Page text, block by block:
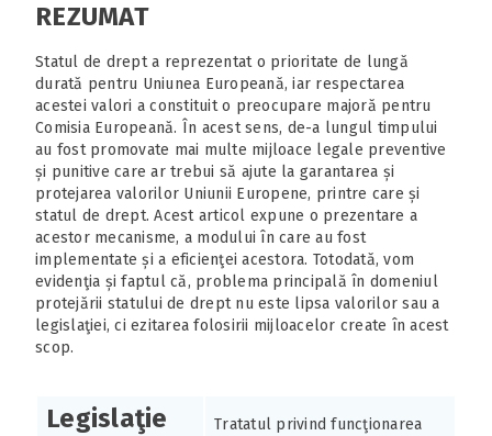
REZUMAT
Statul de drept a reprezentat o prioritate de lungă
durată pentru Uniunea Europeană, iar respectarea
acestei valori a constituit o preocupare majoră pentru
Comisia Europeană. În acest sens, de-a lungul timpului
au fost promovate mai multe mijloace legale preventive
și punitive care ar trebui să ajute la garantarea și
protejarea valorilor Uniunii Europene, printre care și
statul de drept. Acest articol expune o prezentare a
acestor mecanisme, a modului în care au fost
implementate și a eficienţei acestora. Totodată, vom
evidenţia și faptul că, problema principală în domeniul
protejării statului de drept nu este lipsa valorilor sau a
legislaţiei, ci ezitarea folosirii mijloacelor create în acest
scop.
Legislaţie
Tratatul privind funcţionarea